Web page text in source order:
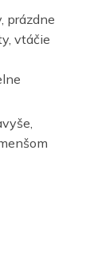
prázdne
vtáčie